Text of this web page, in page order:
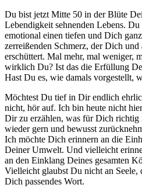
Du bist jetzt Mitte 50 in der Blüte
Lebendigkeit sehnenden Lebens.
emotional einen tiefen und Dich
zerreißenden Schmerz, der Dich
erschüttert. Mal mehr, mal weniger,
wirklich Du? Ist das die Erfüllung
Hast Du es, wie damals vorgestellt,
Möchtest Du tief in Dir endlich
nicht, hör auf. Ich bin heute nicht
Dir zu erzählen, was für Dich richtig
wieder gern und bewusst
Ich möchte Dich erinnern an die
Deiner Umwelt. Und vielleicht
an den Einklang Deines gesamten
Vielleicht glaubst Du nicht an Seele,
Dich passendes Wort.